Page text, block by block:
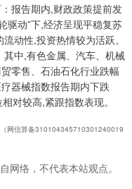
报告期内,财政政策提前发
驱动”下,经济呈现平稳复苏
动性,投资热情较为活跃。
中,有色金属、汽车、机械
零售、石油石化行业跌幅
器械指数报告期内下跌
对较高,紧跟指数表现。
网信算备310104345710301240019
网络，不代表本站观点。